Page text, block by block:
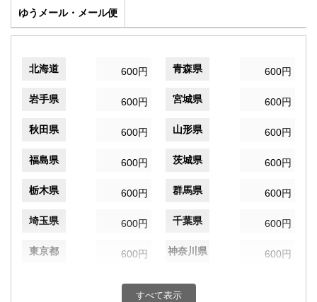
ゆうメール・メール便
北海道 600円 青森県 600円
岩手県 600円 宮城県 600円
秋田県 600円 山形県 600円
福島県 600円 茨城県 600円
栃木県 600円 群馬県 600円
埼玉県 600円 千葉県 600円
東京都 600円 神奈川県 600円
600円 富山県
すべて表示